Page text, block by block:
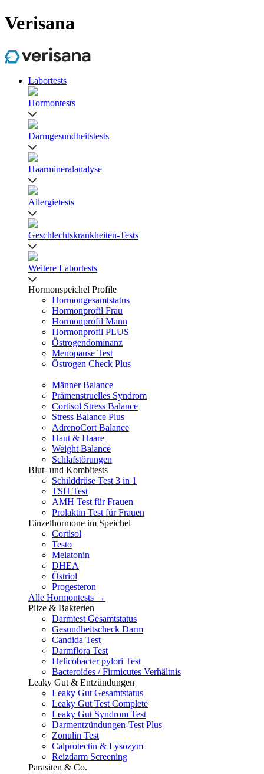
Verisana
Labortests
Hormontests
Darmgesundheitstests
Haarmineralanalyse
Allergietests
Geschlechtskrankheiten-Tests
Weitere Labortests
Hormonspeichel Profile
Hormongesamtstatus
Hormonprofil Frau
Hormonprofil Mann
Hormonprofil PLUS
Östrogendominanz
Menopause Test
Östrogen Check Plus
Männer Balance
Prämenstruelles Syndrom
Cortisol Stress Balance
Stress Balance Plus
AdrenoCort Balance
Haut & Haare
Weight Balance
Schlafstörungen
Blut- und Kombitests
Schilddrüse Test 3 in 1
TSH Test
AMH Test für Frauen
Prolaktin Test für Frauen
Einzelhormone im Speichel
Cortisol
Testo
Melatonin
DHEA
Östriol
Progesteron
Alle Hormontests →
Pilze & Bakterien
Darmtest Gesamtstatus
Gesundheitscheck Darm
Candida Test
Darmflora Test
Helicobacter pylori Test
Bacteroides / Firmicutes Verhältnis
Leaky Gut & Entzündungen
Leaky Gut Gesamtstatus
Leaky Gut Test Complete
Leaky Gut Syndrom Test
Darmentzündungen-Test Plus
Zonulin Test
Calprotectin & Lysozym
Reizdarm Screening
Parasiten & Co.